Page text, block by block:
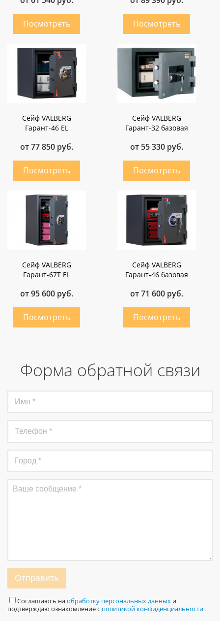
Сейф VALBERG
Гарант-46 EL
от 77 850 руб.
Сейф VALBERG
Гарант-32 базовая
от 55 330 руб.
Сейф VALBERG
Гарант-67Т EL
от 95 600 руб.
Сейф VALBERG
Гарант-46 базовая
от 71 600 руб.
Форма обратной связи
Отправить
Соглашаюсь наобработку персональных данных и
подтверждаю ознакомление с политикой конфиденциальности